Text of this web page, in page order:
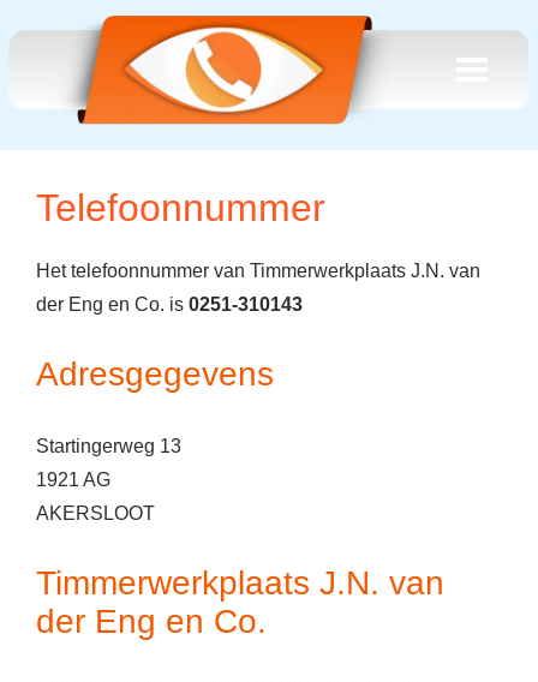
Telefoonnummer
Het telefoonnummer van Timmerwerkplaats J.N. van
der Eng en Co. is 0251-310143
Adresgegevens
Startingerweg 13
1921 AG
AKERSLOOT
Timmerwerkplaats J.N. van
der Eng en Co.